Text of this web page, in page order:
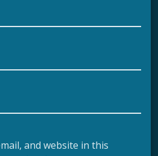
and website in this